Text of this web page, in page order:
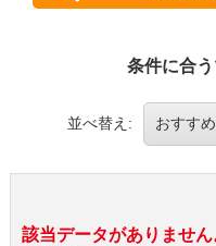
条件に合
並べ替え:
該当データがありませ